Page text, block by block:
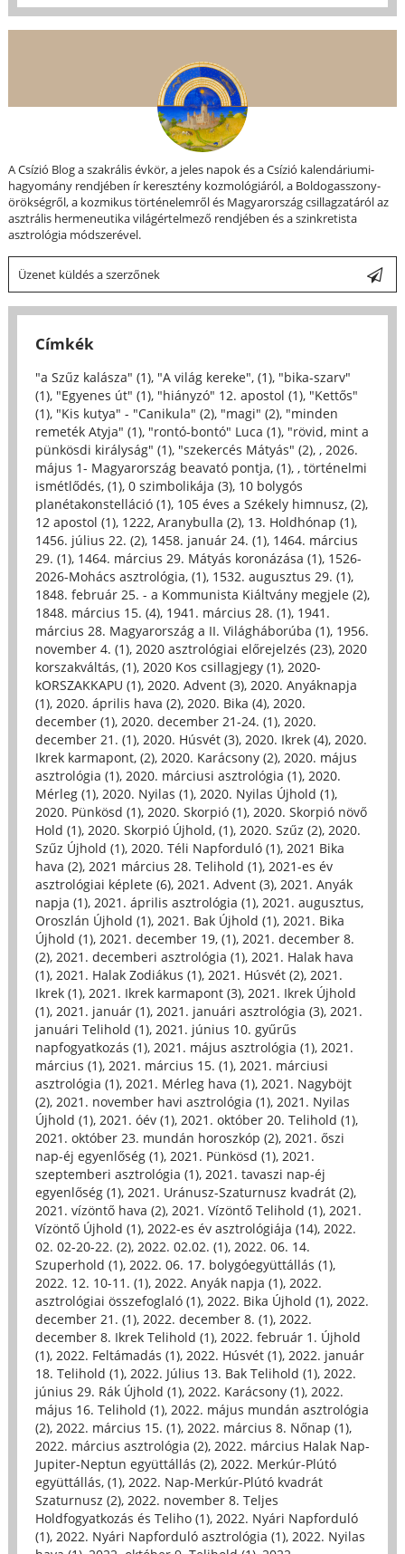
A Csízió Blog a szakrális évkör, a jeles napok és a Csízió kalendáriumi-
hagyomány rendjében ír keresztény kozmológiáról, a Boldogasszony-
örökségről, a kozmikus történelemről és Magyarország csillagzatáról az
asztrális hermeneutika világértelmező rendjében és a szinkretista
asztrológia módszerével.
Üzenet küldés a szerzőnek
Címkék
"a Szűz kalásza" (1), "A világ kereke", (1), "bika-szarv"
(1), "Egyenes út" (1), "hiányzó" 12. apostol (1), "Kettős"
(1), "Kis kutya" - "Canikula" (2), "magi" (2), "minden
remeték Atyja" (1), "rontó-bontó" Luca (1), "rövid, mint a
pünkösdi királyság" (1), "szekercés Mátyás" (2), , 2026.
május 1- Magyarország beavató pontja, (1), , történelmi
ismétlődés, (1), 0 szimbolikája (3), 10 bolygós
planétakonstelláció (1), 105 éves a Székely himnusz, (2),
12 apostol (1), 1222, Aranybulla (2), 13. Holdhónap (1),
1456. július 22. (2), 1458. január 24. (1), 1464. március
29. (1), 1464. március 29. Mátyás koronázása (1), 1526-
2026-Mohács asztrológia, (1), 1532. augusztus 29. (1),
1848. február 25. - a Kommunista Kiáltvány megjele (2),
1848. március 15. (4), 1941. március 28. (1), 1941.
március 28. Magyarország a II. Világháborúba (1), 1956.
november 4. (1), 2020 asztrológiai előrejelzés (23), 2020
korszakváltás, (1), 2020 Kos csillagjegy (1), 2020-
kORSZAKKAPU (1), 2020. Advent (3), 2020. Anyáknapja
(1), 2020. április hava (2), 2020. Bika (4), 2020.
december (1), 2020. december 21-24. (1), 2020.
december 21. (1), 2020. Húsvét (3), 2020. Ikrek (4), 2020.
Ikrek karmapont, (2), 2020. Karácsony (2), 2020. május
asztrológia (1), 2020. márciusi asztrológia (1), 2020.
Mérleg (1), 2020. Nyilas (1), 2020. Nyilas Újhold (1),
2020. Pünkösd (1), 2020. Skorpió (1), 2020. Skorpió növő
Hold (1), 2020. Skorpió Újhold, (1), 2020. Szűz (2), 2020.
Szűz Újhold (1), 2020. Téli Napforduló (1), 2021 Bika
hava (2), 2021 március 28. Telihold (1), 2021-es év
asztrológiai képlete (6), 2021. Advent (3), 2021. Anyák
napja (1), 2021. április asztrológia (1), 2021. augusztus,
Oroszlán Újhold (1), 2021. Bak Újhold (1), 2021. Bika
Újhold (1), 2021. december 19, (1), 2021. december 8.
(2), 2021. decemberi asztrológia (1), 2021. Halak hava
(1), 2021. Halak Zodiákus (1), 2021. Húsvét (2), 2021.
Ikrek (1), 2021. Ikrek karmapont (3), 2021. Ikrek Újhold
(1), 2021. január (1), 2021. januári asztrológia (3), 2021.
januári Telihold (1), 2021. június 10. gyűrűs
napfogyatkozás (1), 2021. május asztrológia (1), 2021.
március (1), 2021. március 15. (1), 2021. márciusi
asztrológia (1), 2021. Mérleg hava (1), 2021. Nagyböjt
(2), 2021. november havi asztrológia (1), 2021. Nyilas
Újhold (1), 2021. óév (1), 2021. október 20. Telihold (1),
2021. október 23. mundán horoszkóp (2), 2021. őszi
nap-éj egyenlőség (1), 2021. Pünkösd (1), 2021.
szeptemberi asztrológia (1), 2021. tavaszi nap-éj
egyenlőség (1), 2021. Uránusz-Szaturnusz kvadrát (2),
2021. vízöntő hava (2), 2021. Vízöntő Telihold (1), 2021.
Vízöntő Újhold (1), 2022-es év asztrológiája (14), 2022.
02. 02-20-22. (2), 2022. 02.02. (1), 2022. 06. 14.
Szuperhold (1), 2022. 06. 17. bolygóegyüttállás (1),
2022. 12. 10-11. (1), 2022. Anyák napja (1), 2022.
asztrológiai összefoglaló (1), 2022. Bika Újhold (1), 2022.
december 21. (1), 2022. december 8. (1), 2022.
december 8. Ikrek Telihold (1), 2022. február 1. Újhold
(1), 2022. Feltámadás (1), 2022. Húsvét (1), 2022. január
18. Telihold (1), 2022. Július 13. Bak Telihold (1), 2022.
június 29. Rák Újhold (1), 2022. Karácsony (1), 2022.
május 16. Telihold (1), 2022. május mundán asztrológia
(2), 2022. március 15. (1), 2022. március 8. Nőnap (1),
2022. március asztrológia (2), 2022. március Halak Nap-
Jupiter-Neptun együttállás (2), 2022. Merkúr-Plútó
együttállás, (1), 2022. Nap-Merkúr-Plútó kvadrát
Szaturnusz (2), 2022. november 8. Teljes
Holdfogyatkozás és Teliho (1), 2022. Nyári Napforduló
(1), 2022. Nyári Napforduló asztrológia (1), 2022. Nyilas